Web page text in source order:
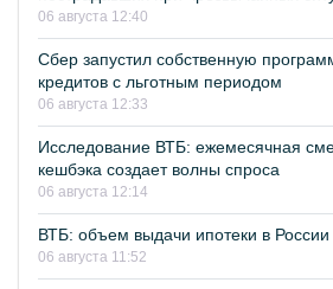
06 августа 12:40
Сбер запустил собственную
кредитов с льготным периодом
06 августа 12:33
Исследование ВТБ: ежемесячная
кешбэка создает волны спроса
06 августа 12:14
ВТБ: объем выдачи ипотеки в
06 августа 11:52